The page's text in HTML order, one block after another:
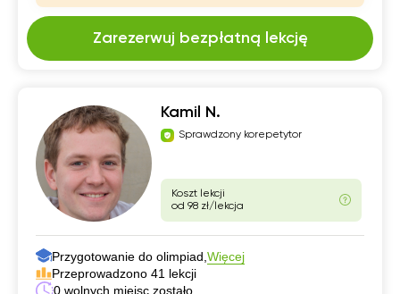
Zarezerwuj bezpłatną lekcję
Kamil N.
Sprawdzony korepetytor
Koszt lekcji
od 98 zł/lekcja
Przygotowanie do olimpiad, Więcej
Przeprowadzono 41 lekcji
0 wolnych miejsc zostało